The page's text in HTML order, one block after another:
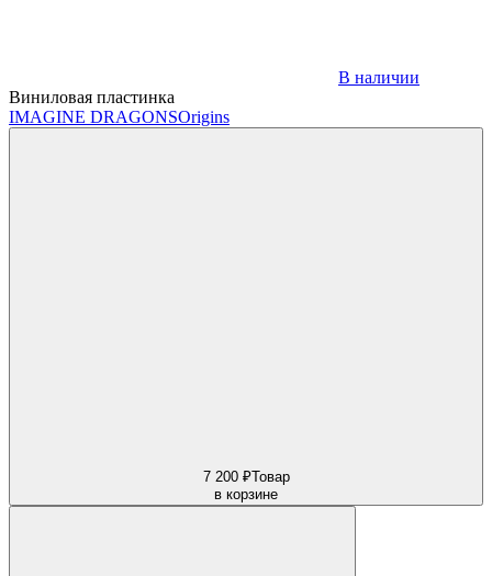
В наличии
Виниловая пластинка
IMAGINE DRAGONSOrigins
7 200 ₽Товар
в корзине